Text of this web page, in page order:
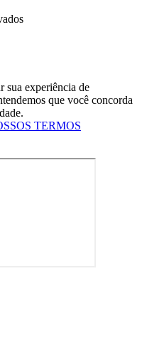
sua experiência de
que você concorda
TERMOS